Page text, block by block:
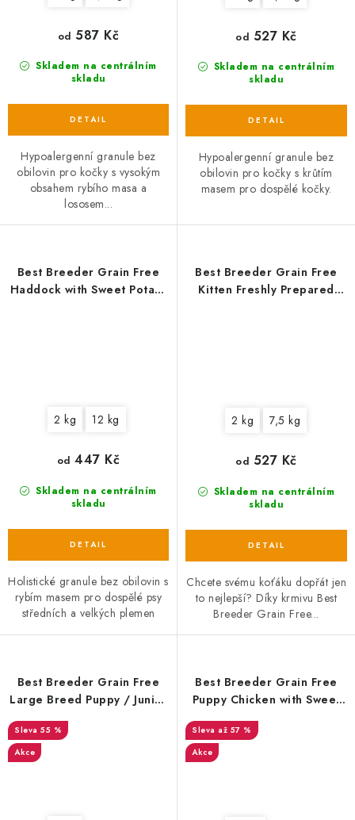
Skladem na centrálním
skladu
od 587 Kč
Hypoalergenní granule bez
obilovin pro kočky s vysokým
obsahem rybího masa a
lososem...
Skladem na centrálním
skladu
od 527 Kč
Hypoalergenní granule bez
obilovin pro kočky s krůtím
masem pro dospělé kočky.
Best Breeder Grain Free
Haddock with Sweet Potato
2 kg 12 kg
Skladem na centrálním
skladu
od 447 Kč
Holistické granule bez obilovin s
rybím masem pro dospělé psy
středních a velkých plemen
Best Breeder Grain Free
Kitten Freshly Prepared
2 kg 7,5 kg
Skladem na centrálním
skladu
od 527 Kč
Chcete svému koťáku dopřát jen
to nejlepší? Díky krmivu Best
Breeder Grain Free...
Best Breeder Grain Free
Large Breed Puppy / Junior
Vegetables 2 kg EXP
55 %
Akce
Best Breeder Grain Free
Puppy Chicken with Sweet
až 57 %
Akce